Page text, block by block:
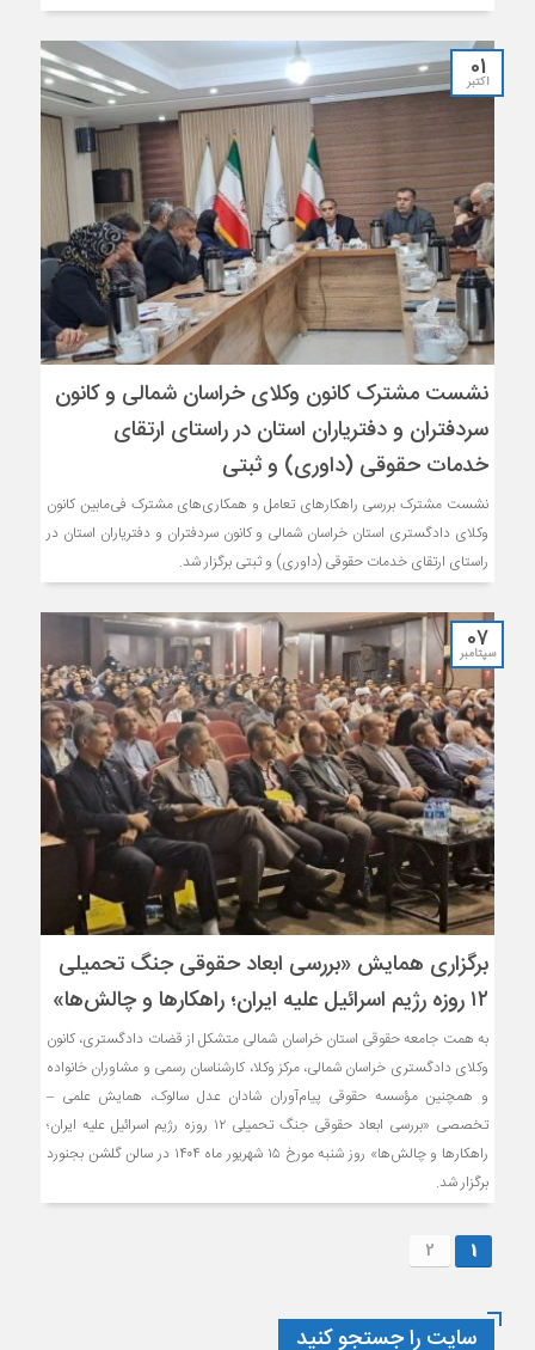
01
اکتبر
نشست مشترک کانون وکلای خراسان شمالی و کانون
سردفتران و دفتریاران استان در راستای ارتقای
خدمات حقوقی (داوری) و ثبتی
نشست مشترک بررسی راهکارهای تعامل و همکاری‌های مشترک فی‌مابین کانون
وکلای دادگستری استان خراسان شمالی و کانون سردفتران و دفتریاران استان در
راستای ارتقای خدمات حقوقی (داوری) و ثبتی برگزار شد.
07
سپتامبر
برگزاری همایش «بررسی ابعاد حقوقی جنگ تحمیلی
۱۲ روزه رژیم اسرائیل علیه ایران؛ راهکارها و چالش‌ها»
به همت جامعه حقوقی استان خراسان شمالی متشکل از قضات دادگستری، کانون
وکلای دادگستری خراسان شمالی، مرکز وکلا، کارشناسان رسمی و مشاوران خانواده
و همچنین مؤسسه حقوقی پیام‌آوران شادان عدل سالوک، همایش علمی –
تخصصی «بررسی ابعاد حقوقی جنگ تحمیلی ۱۲ روزه رژیم اسرائیل علیه ایران؛
راهکارها و چالش‌ها» روز شنبه مورخ ۱۵ شهریور ماه ۱۴۰۴ در سالن گلشن بجنورد
برگزار شد.
1
2
سایت را جستجو کنید